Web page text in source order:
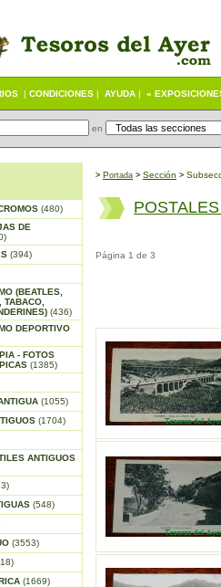
| CONDICIONES | AYUDA | «
en
(480)
DE
(394)
(BEATLES,
TABACO,
(436)
DEPORTIVO
- FOTOS
(1385)
(1055)
(1704)
ANTIGUOS
(548)
(3553)
(1669)
> Portada > Sección >
Página 1 de 3